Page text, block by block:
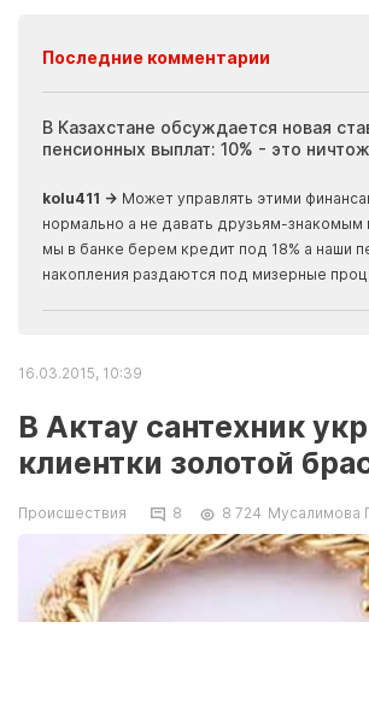
Последние комментарии
В Казахстане обсуждается новая
пенсионных выплат: 10% - это
kolu411 → Может управлять этими
нормально а не давать друзьям-знакомым
мы в банке берем кредит под 18% а наши
накопления раздаются под мизерные
16.03.2015, 10:39
В Актау сантехник
клиентки золотой
Происшествия 8 8 724 Мусалимова